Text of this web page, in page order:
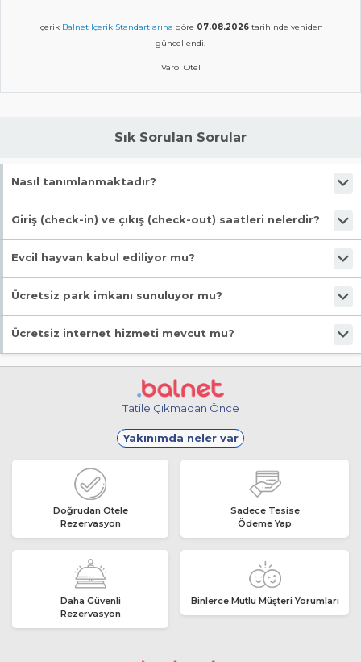
İçerik Balnet İçerik Standartlarına göre 07.08.2026 tarihinde yeniden
güncellendi.
Varol Otel
Sık Sorulan Sorular
Nasıl tanımlanmaktadır?
Tesis Otel statüsündedir. Öne çıkan özellikleri "Özel Plaj, Wifi,
Giriş (check-in) ve çıkış (check-out) saatleri nelerdir?
Giriş en erken 14:00, çıkış en geç 11:00 saatindedir.
Evcil hayvan kabul ediliyor mu?
Malesef, evcil hayvan kabul edilmiyor!
Ücretsiz park imkanı sunuluyor mu?
Evet, ücretsiz park imkanı mevcut.
Ücretsiz internet hizmeti mevcut mu?
Evet, ücretsiz internet hizmeti sunuluyor.
Tatile Çıkmadan Önce
Yakınımda neler var
Doğrudan Otele
Rezervasyon
Sadece Tesise
Ödeme Yap
Daha Güvenli
Rezervasyon
Binlerce Mutlu Müşteri Yorumları